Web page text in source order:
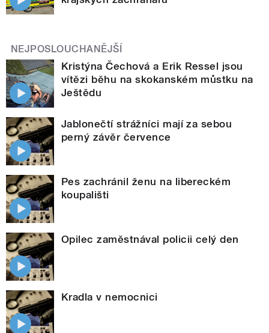
NEJPOSLOUCHANĚJŠÍ
Kristýna Čechová a Erik Ressel jsou
vítězi běhu na skokanském můstku na
Ještědu
Jablonečtí strážníci mají za sebou
perný závěr července
Pes zachránil ženu na libereckém
koupališti
Opilec zaměstnával policii celý den
Kradla v nemocnici